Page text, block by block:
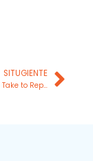
SITUGIENTE
How Long Does It Take to Repair Your Credit Score?